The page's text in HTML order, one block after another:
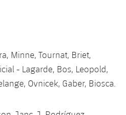
Minne, Tournat, Briet,
- Lagarde, Bos, Leopold,
Ovnicek, Gaber, Biosca.